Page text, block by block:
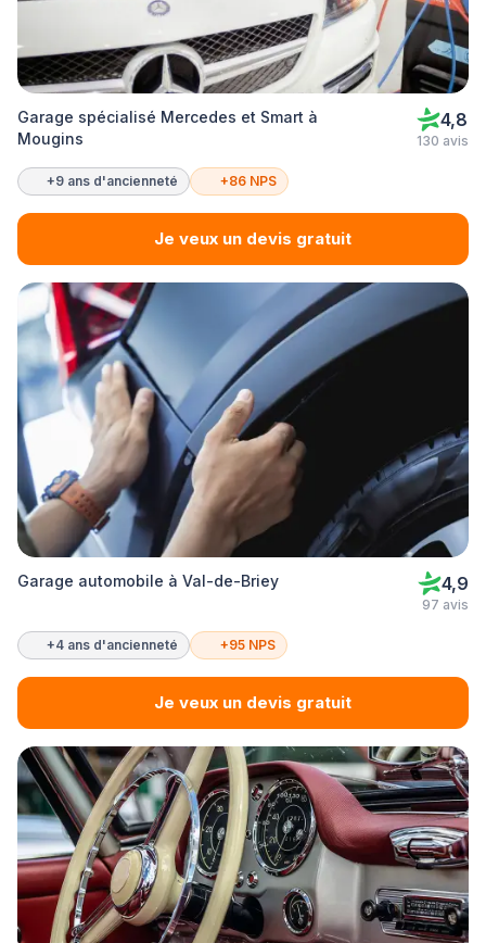
Garage spécialisé Mercedes et Smart à
Mougins
4,8
130 avis
+9 ans d'ancienneté +86 NPS
Je veux un devis gratuit
Garage automobile à Val-de-Briey 4,9
97 avis
+4 ans d'ancienneté +95 NPS
Je veux un devis gratuit